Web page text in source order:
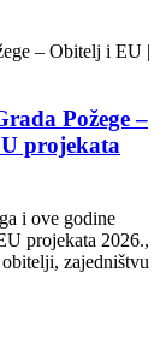
Požege –
projekata
i ove godine
projekata 2026.,
zajedništvu